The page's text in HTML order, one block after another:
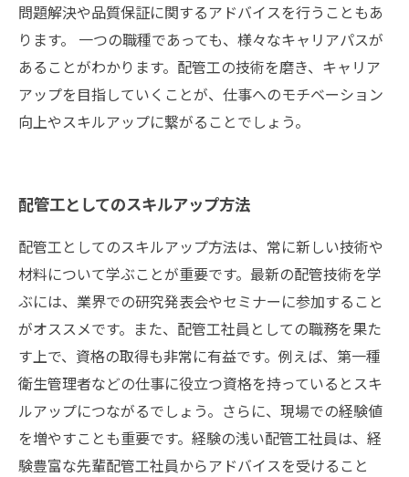
問題解決や品質保証に関するアドバイスを行うこともあ
ります。 一つの職種であっても、様々なキャリアパスが
あることがわかります。配管工の技術を磨き、キャリア
アップを目指していくことが、仕事へのモチベーション
向上やスキルアップに繋がることでしょう。
配管工としてのスキルアップ方法
配管工としてのスキルアップ方法は、常に新しい技術や
材料について学ぶことが重要です。最新の配管技術を学
ぶには、業界での研究発表会やセミナーに参加すること
がオススメです。また、配管工社員としての職務を果た
す上で、資格の取得も非常に有益です。例えば、第一種
衛生管理者などの仕事に役立つ資格を持っているとスキ
ルアップにつながるでしょう。さらに、現場での経験値
を増やすことも重要です。経験の浅い配管工社員は、経
験豊富な先輩配管工社員からアドバイスを受けること